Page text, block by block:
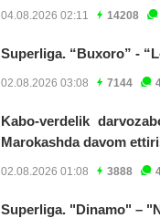
04.08.2026 02:11 14208
Superliga. “Buxoro” -
02.08.2026 03:08 7144
Kabo-verdelik
Marokashda davom
02.08.2026 01:08 3888
Superliga. "Dinamo" –